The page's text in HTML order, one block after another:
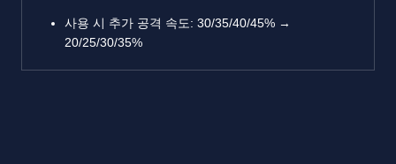
사용 시 추가 공격 속도: 30/35/40/45% →
20/25/30/35%